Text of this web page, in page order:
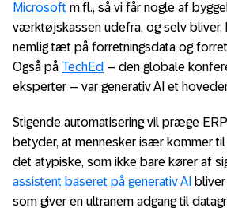
Microsoft m.fl., så vi får nogle af
værktøjskassen udefra, og selv
nemlig tæt på forretningsdata og
Også på TechEd – den globale
eksperter – var generativ AI et
Stigende automatisering vil præge
betyder, at mennesker især kommer
det atypiske, som ikke bare kører af
assistent baseret på generativ AI
som giver en ultranem adgang til